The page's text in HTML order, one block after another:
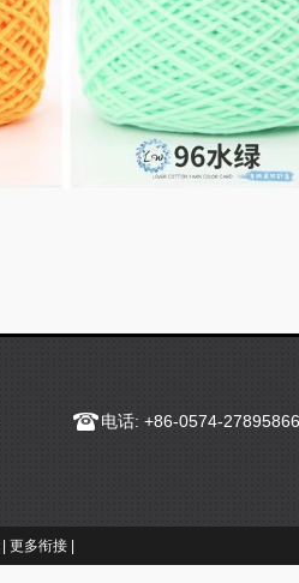
电话: +86-0574-27895866
更多衔接